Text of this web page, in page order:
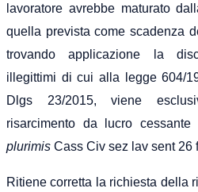
lavoratore avrebbe maturato
quella previstacome scadenza
trovando applicazione la
illegittimi di cui alla legge 604/
Dlgs 23/2015, viene
risarcimento da lucro
plurimis Cass Civ sez lav sent 26
Ritiene corretta la richiesta della